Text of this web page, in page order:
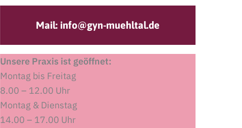
Mail: info@gyn-muehltal.de
Unsere Praxis ist geöffnet:
Montag bis Freitag
8.00 – 12.00 Uhr
Montag & Dienstag
14.00 – 17.00 Uhr